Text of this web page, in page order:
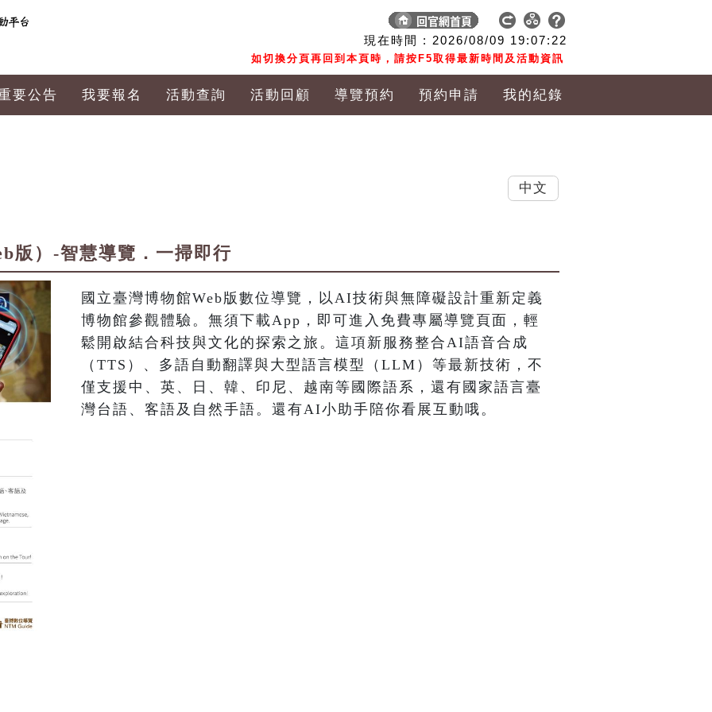
現在時間 : 2026/08/09 19:07:22
如切換分頁再回到本頁時，請按F5取得最新時間及活動資訊
要公告 我要報名 活動查詢 活動回顧 導覽預約 預約申請 我的紀錄
版）-智慧導覽．一掃即行
國立臺灣博物館Web版數位導覽，以AI技術與無障礙設計重新定義
博物館參觀體驗。無須下載App，即可進入免費專屬導覽頁面，輕
鬆開啟結合科技與文化的探索之旅。這項新服務整合AI語音合成
（TTS）、多語自動翻譯與大型語言模型（LLM）等最新技術，不
僅支援中、英、日、韓、印尼、越南等國際語系，還有國家語言臺